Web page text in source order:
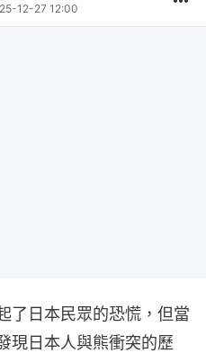
12-27 12:00
了日本民眾的恐慌，但當
現日本人與熊衝突的歷